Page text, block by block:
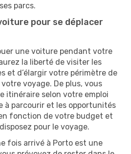
parcs.
pour se déplacer
une voiture pendant votre
la liberté de visiter les
et d’élargir votre périmètre de
voyage. De plus, vous
itinéraire selon votre emploi
à parcourir et les opportunités
fonction de votre budget et
pour le voyage.
fois arrivé à Porto est une